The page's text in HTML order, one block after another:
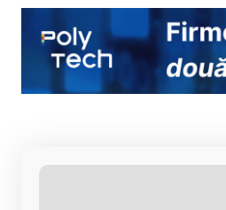
py
Li
n
k
ce
b
o
o
at
s
A
p
e
a
d
s